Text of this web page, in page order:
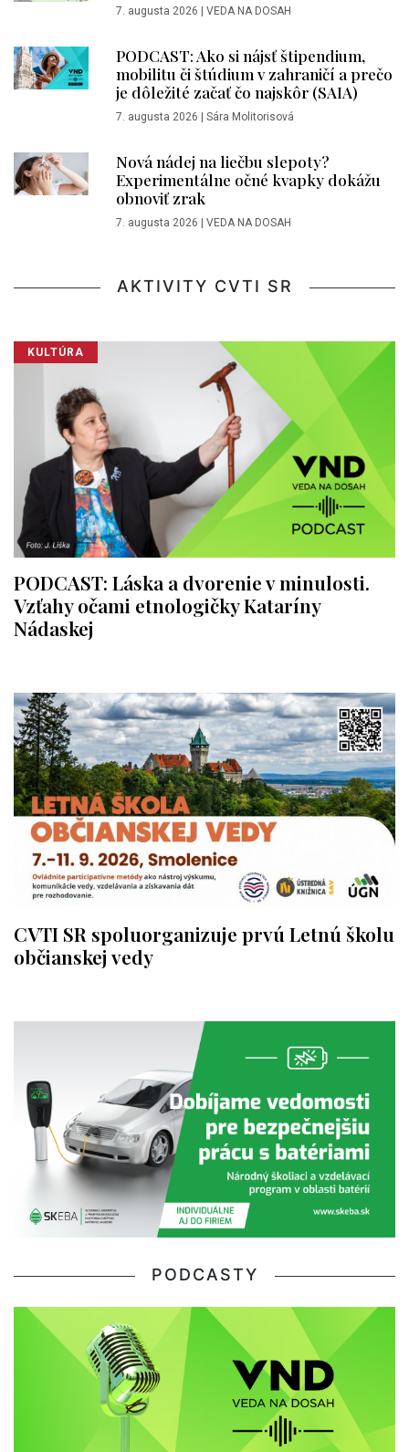
7. augusta 2026 VEDA NA DOSAH
PODCAST: Ako si nájsť štipendium,
mobilitu či štúdium v zahraničí a prečo
je dôležité začať čo najskôr (SAIA)
7. augusta 2026 Sára Molitorisová
Nová nádej na liečbu slepoty?
Experimentálne očné kvapky dokážu
obnoviť zrak
7. augusta 2026 VEDA NA DOSAH
AKTIVITY CVTI SR
KULTÚRA
PODCAST: Láska a dvorenie v minulosti.
Vzťahy očami etnologičky Kataríny
Nádaskej
CVTI SR spoluorganizuje prvú Letnú školu
občianskej vedy
PODCASTY